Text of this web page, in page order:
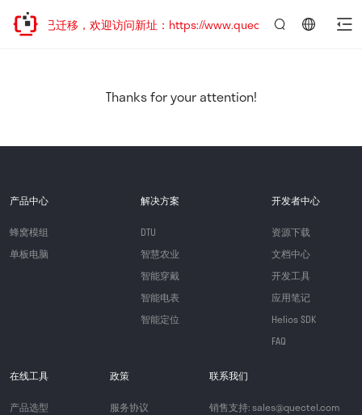
站地址已迁移，欢迎访问新址：https://www.quectel.com.cn
Thanks for your attention!
产品中心
蜂窝模组
单板电脑
解决方案
DTU
智慧农业
智能穿戴
智能电表
智能定位
开发者中心
资源下载
文档中心
开发工具
应用笔记
Helios SDK
FAQ
在线工具
产品选型
政策
服务协议
联系我们
销售支持: sales@quectel.com